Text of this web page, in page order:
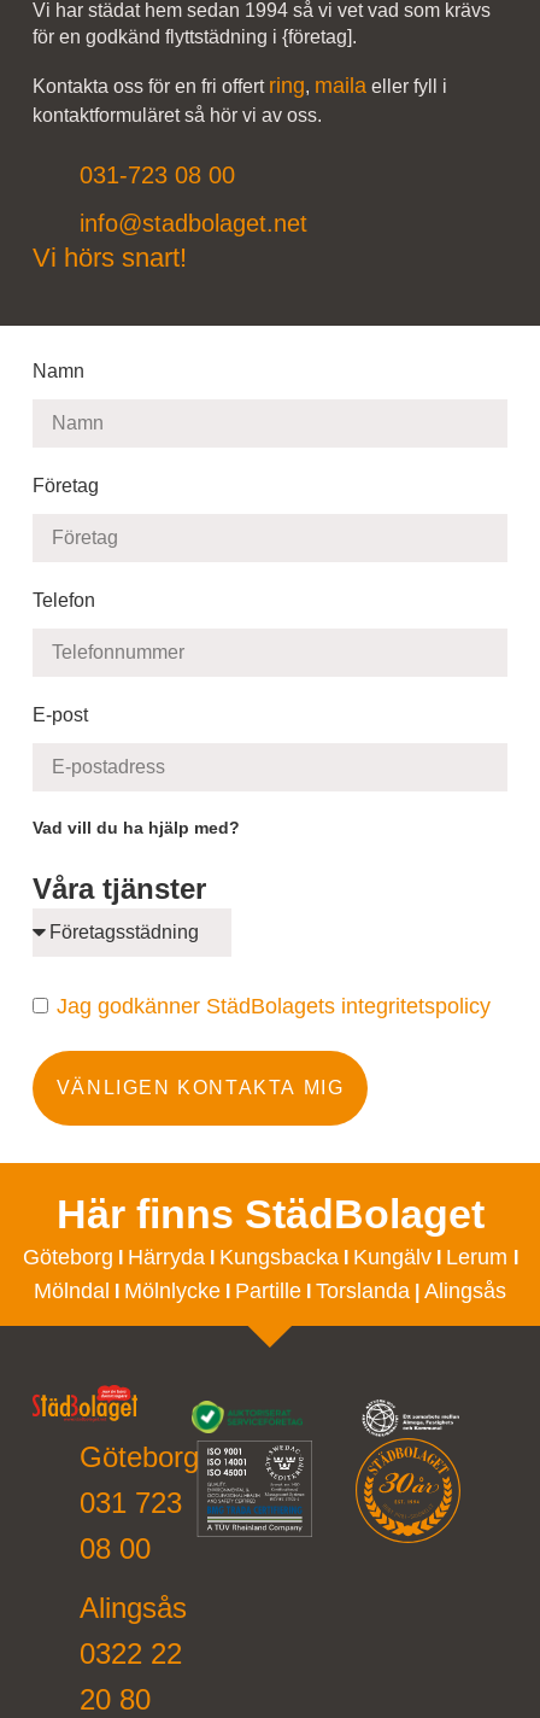
Vi har städat hem sedan 1994 så vi vet vad som krävs
för en godkänd flyttstädning i {företag].
Kontakta oss för en fri offert ring, maila eller fyll i
kontaktformuläret så hör vi av oss.
031-723 08 00
info@stadbolaget.net
Vi hörs snart!
Namn
Företag
Telefon
E-post
Vad vill du ha hjälp med?
Våra tjänster
Jag godkänner StädBolagets integritetspolicy
VÄNLIGEN KONTAKTA MIG
Här finns StädBolaget
Göteborg HärrydaI KungsbackaI KungälvI Lerum
Mölndal Mölnlycke Partille Torslanda Alingsås
Göteborg
031 723
08 00
Alingsås
0322 22
20 80